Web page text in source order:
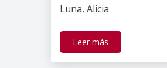
Luna, Alicia
Leer más